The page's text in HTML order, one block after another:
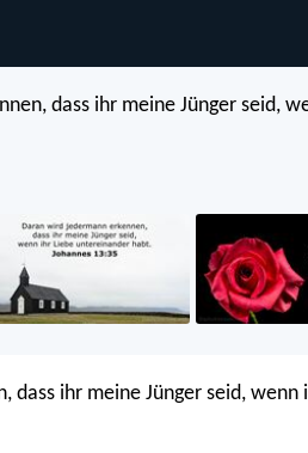
dass ihr meine Jünger seid,
dass ihr meine Jünger seid,